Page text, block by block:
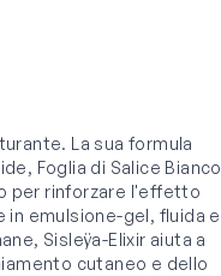
La sua formula
Foglia di Salice Bianco
per rinforzare l'effetto
in emulsione-gel, fluida e
Sisleÿa-Elixir aiuta a
cutaneo e dello